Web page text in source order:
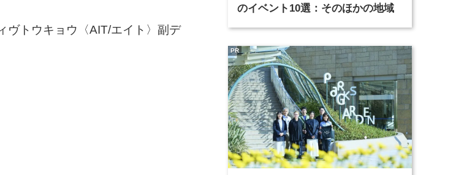
ヴトウキョウ〈AIT/エイト〉副デ
のイベント10選：そのほかの地域
PR